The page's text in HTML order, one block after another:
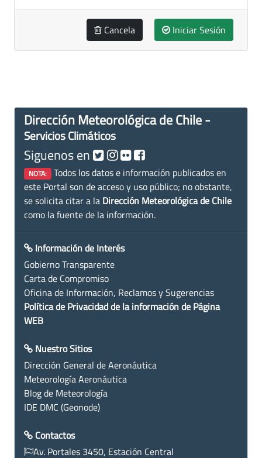
Cancela Iniciar Sesión
Dirección Meteorológica de Chile -
Servicios Climáticos
Siguenos en
NOTA: Todos los datos e información publicados en
este Portal son de acceso y uso público; no obstante,
se solicita citar a la Dirección Meteorológica de Chile
como la fuente de la información.
Información de Interés
Gobierno Transparente
Carta de Compromiso
Oficina de Información, Reclamos y Sugerencias
Política de Privacidad de la información de Página
WEB
Nuestro Sitios
Dirección General de Aeronáutica
Meteorología Aeronáutica
Blog de Meteorología
IDE DMC (Geonode)
Contactos
Av. Portales 3450, Estación Central